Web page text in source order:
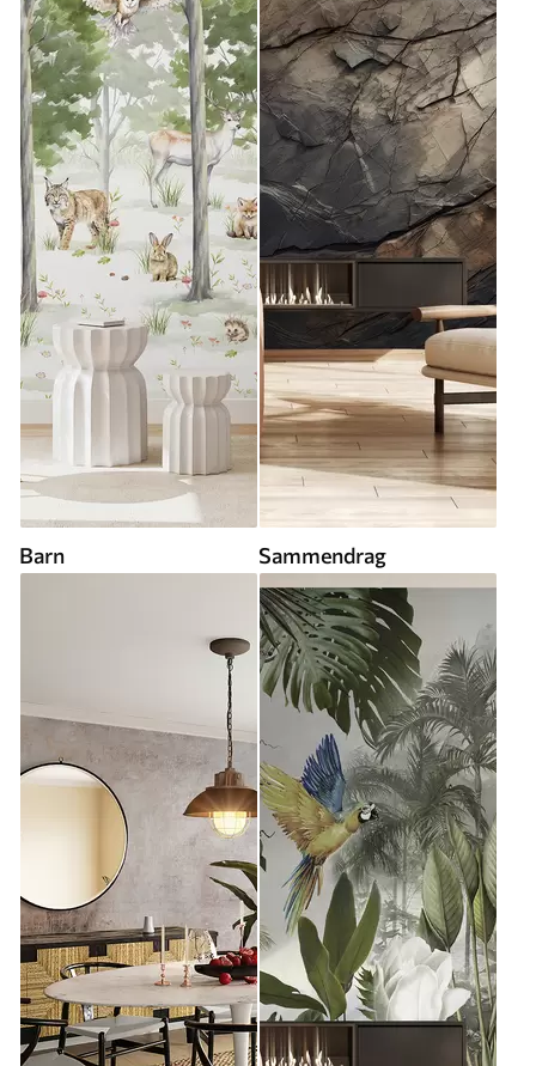
Barn Sammendrag